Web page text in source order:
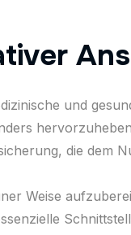
und
die dem
Weise